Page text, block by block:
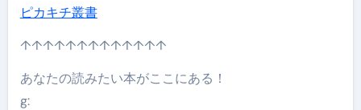
ピカキチ叢書
↑↑↑↑↑↑↑↑↑↑↑↑↑
あなたの読みたい本がここにある！
g: